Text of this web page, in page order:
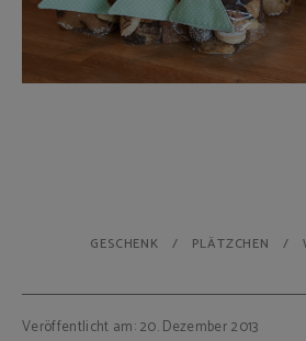
GESCHENK PLÄTZCHEN
Veröffentlicht am: 20. Dezember 2013